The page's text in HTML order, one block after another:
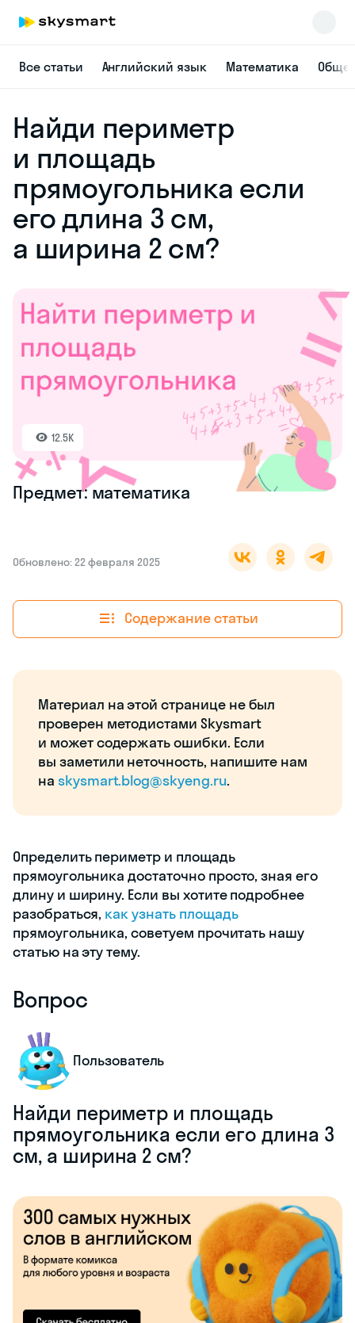
Все статьи Английский язык Математика
Найди периметр
и площадь
прямоугольника если
его длина 3 см,
а ширина 2 см?
12.5K
Предмет: математика
Обновлено: 22 февраля 2025
Содержание статьи
Материал на этой странице не был
проверен методистами Skysmart
и может содержать ошибки. Если
вы заметили неточность, напишите нам
на skysmart.blog@skyeng.ru.
Определить периметр и площадь
прямоугольника достаточно просто, зная его
длину и ширину. Если вы хотите подробнее
разобраться, как узнать площадь
прямоугольника, советуем прочитать нашу
статью на эту тему.
Вопрос
Пользователь
Найди периметр и площадь
прямоугольника если его длина 3
см, а ширина 2 см?